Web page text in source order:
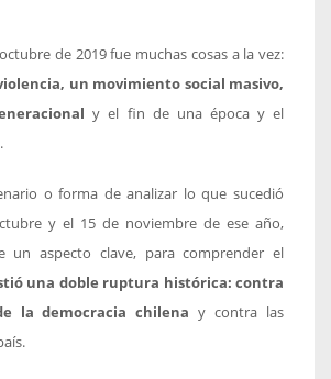
de 2019 fue muchas cosas a la vez:
un movimiento social masivo,
y el fin de una época y el
o forma de analizar lo que sucedió
y el 15 de noviembre de ese año,
un aspecto clave, para comprender el
una doble ruptura histórica: contra
la democracia chilena y contra las